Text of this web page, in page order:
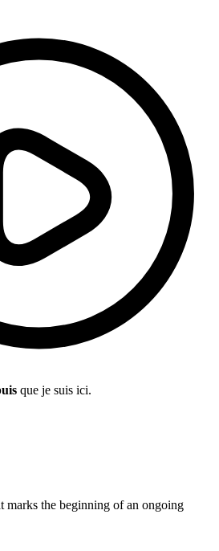
que je suis ici.
marks the beginning of an ongoing